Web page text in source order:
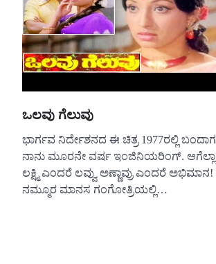
ಒಲವು ಗೆಲುವು
ಭಾರ್ಗವ ನಿರ್ದೇಶನದ ಈ ಚಿತ್ರ 1977ರಲ್ಲಿ ಬಂದಾಗ
ನಾನು ಮೂರನೇ ವರ್ಷ ಇಂಜಿನಿಯರಿಂಗ್. ಆಗೆಲ್ಲಾ
ಲಕ್ಷ್ಮಿ ಎಂದರೆ ಲವ್ವು ಅಣ್ಣಾವ್ರು ಎಂದರೆ ಅಭಿಮಾನ!
ನಮ್ಮೂರ ಮಾನಸ ಗಂಗೋತ್ರಿಯಲ್ಲಿ…